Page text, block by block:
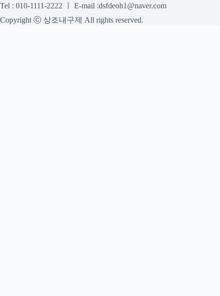
Tel : 010-1111-2222 ㅣ E-mail :dsfdeoh1@naver.com
Copyright ⓒ 상조내구제 All rights reserved.